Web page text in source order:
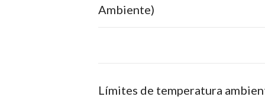
Ambiente)
Límites de temperatura